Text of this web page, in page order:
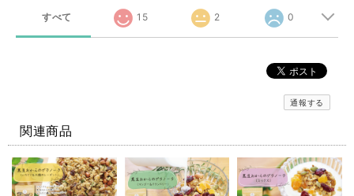
すべて 15 2 0
通報する
関連商品